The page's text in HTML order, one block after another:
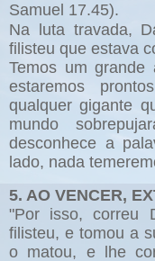
Samuel 17.45).
Na luta travada,
filisteu que estava
Temos um grande
estaremos
qualquer gigante
mundo
desconhece a
lado, nada
5. AO VENCER,
"Por isso, correu
filisteu, e tomou a
o matou, e lhe